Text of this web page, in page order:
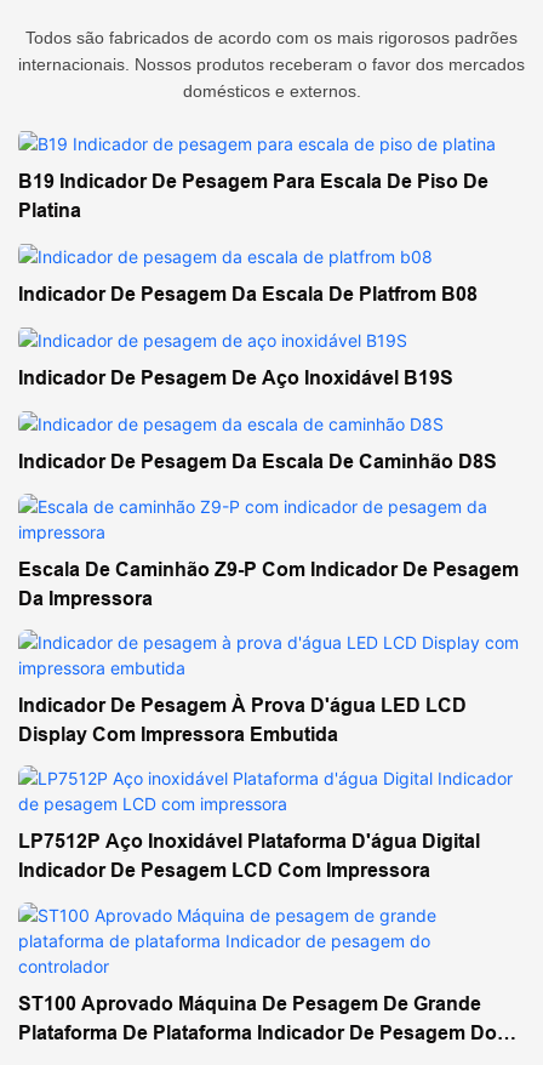
Todos são fabricados de acordo com os mais rigorosos padrões
internacionais. Nossos produtos receberam o favor dos mercados
domésticos e externos.
B19 Indicador De Pesagem Para Escala De Piso De
Platina
Indicador De Pesagem Da Escala De Platfrom B08
Indicador De Pesagem De Aço Inoxidável B19S
Indicador De Pesagem Da Escala De Caminhão D8S
Escala De Caminhão Z9-P Com Indicador De Pesagem
Da Impressora
Indicador De Pesagem À Prova D'água LED LCD
Display Com Impressora Embutida
LP7512P Aço Inoxidável Plataforma D'água Digital
Indicador De Pesagem LCD Com Impressora
ST100 Aprovado Máquina De Pesagem De Grande
Plataforma De Plataforma Indicador De Pesagem Do